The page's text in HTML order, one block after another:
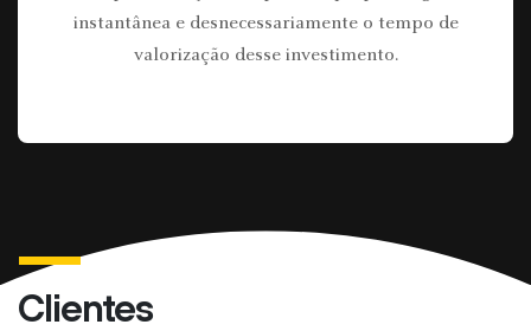
instantânea e desnecessariamente o tempo de
valorização desse investimento.
Clientes